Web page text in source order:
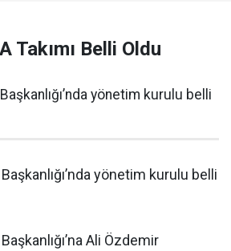
Takımı Belli Oldu
yönetim kurulu belli
yönetim kurulu belli
Ali Özdemir